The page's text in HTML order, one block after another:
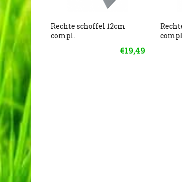
Rechte schoffel 12cm
compl.
€19,49